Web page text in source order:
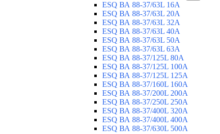
ESQ ВА 88-37/63L 16A
ESQ ВА 88-37/63L 20A
ESQ ВА 88-37/63L 32A
ESQ ВА 88-37/63L 40A
ESQ ВА 88-37/63L 50A
ESQ ВА 88-37/63L 63A
ESQ ВА 88-37/125L 80A
ESQ ВА 88-37/125L 100A
ESQ ВА 88-37/125L 125A
ESQ ВА 88-37/160L 160A
ESQ ВА 88-37/200L 200A
ESQ ВА 88-37/250L 250A
ESQ ВА 88-37/400L 320A
ESQ ВА 88-37/400L 400A
ESQ ВА 88-37/630L 500A